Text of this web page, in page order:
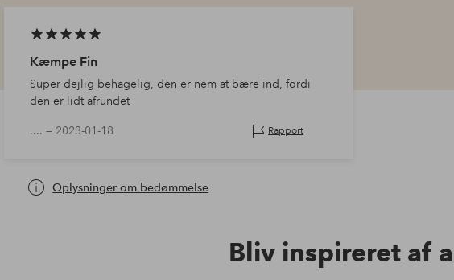
Kæmpe Fin
Super dejlig behagelig, den er nem at bære ind, fordi
den er lidt afrundet
.... —2023-01-18 Rapport
Oplysninger om bedømmelse
Bliv inspireret af